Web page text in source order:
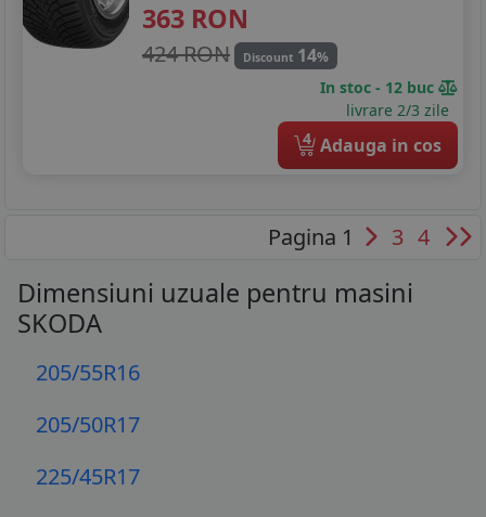
363 RON
424 RON Discount 14%
In stoc - 12 buc
livrare 2/3 zile
4 Adauga in cos
Pagina 1 3 4
Dimensiuni uzuale pentru masini
SKODA
205/55R16
205/50R17
225/45R17